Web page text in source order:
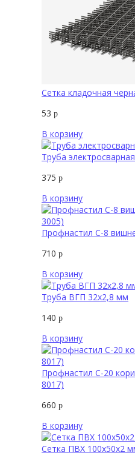
Сетка кладочная
53 р
В корзину
Труба
375 р
В корзину
Профнастил С-8
710 р
В корзину
Труба ВГП 32х2,8 мм
140 р
В корзину
Профнастил С-20
8017)
660 р
В корзину
Сетка ПВХ 100х50х2